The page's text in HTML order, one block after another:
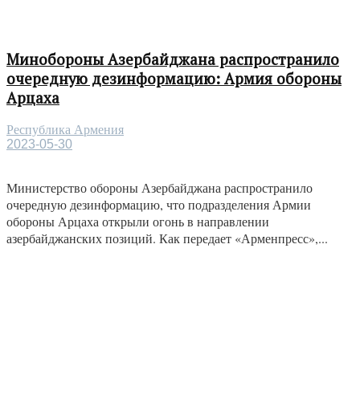
Минобороны Азербайджана распространило
очередную дезинформацию: Армия обороны
Арцаха
Республика Армения
2023-05-30
Министерство обороны Азербайджана распространило
очередную дезинформацию, что подразделения Армии
обороны Арцаха открыли огонь в направлении
азербайджанских позиций. Как передает «Арменпресс»,...